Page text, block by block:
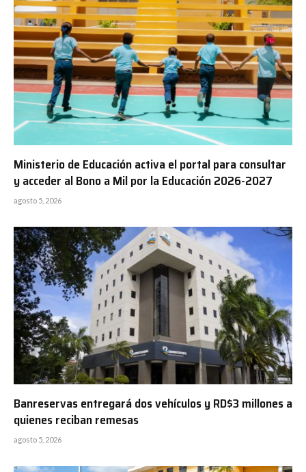
Ministerio de Educación activa el portal para consultar
y acceder al Bono a Mil por la Educación 2026-2027
agosto 5, 2026
Banreservas entregará dos vehículos y RD$3 millones a
quienes reciban remesas
agosto 5, 2026